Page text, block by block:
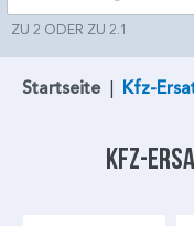
ZU 2 ODER ZU 2.1
Startseite | Kfz-
Kfz-